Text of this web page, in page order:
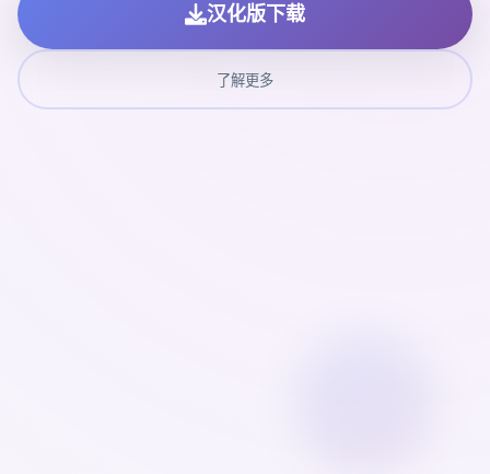
汉化版下载
了解更多